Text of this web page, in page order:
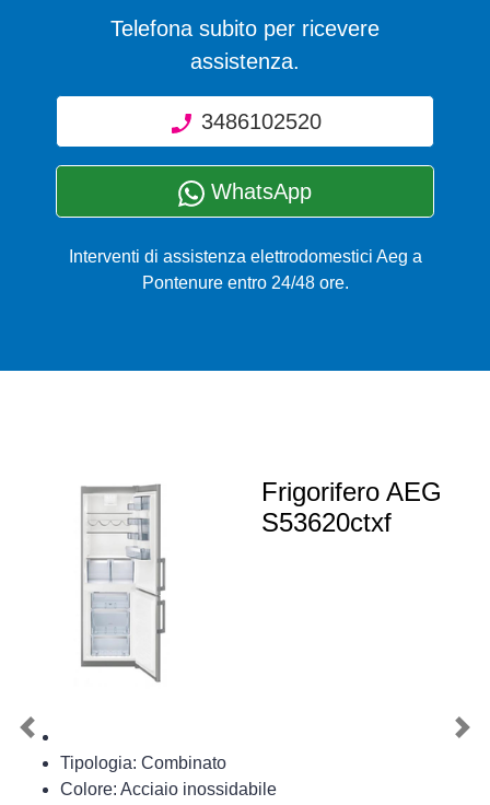
Telefona subito per ricevere
assistenza.
3486102520
WhatsApp
Interventi di assistenza elettrodomestici Aeg a
Pontenure entro 24/48 ore.
Frigorifero AEG
S53620ctxf
Tipologia: Combinato
Colore: Acciaio inossidabile
Previous